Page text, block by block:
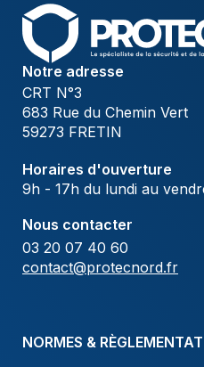
Notre adresse
CRT N°3
683 Rue du Chemin Vert
59273 FRETIN
Horaires d'ouverture
9h - 17h du lundi au
Nous contacter
03 20 07 40 60
contact@protecnord.fr
NORMES &